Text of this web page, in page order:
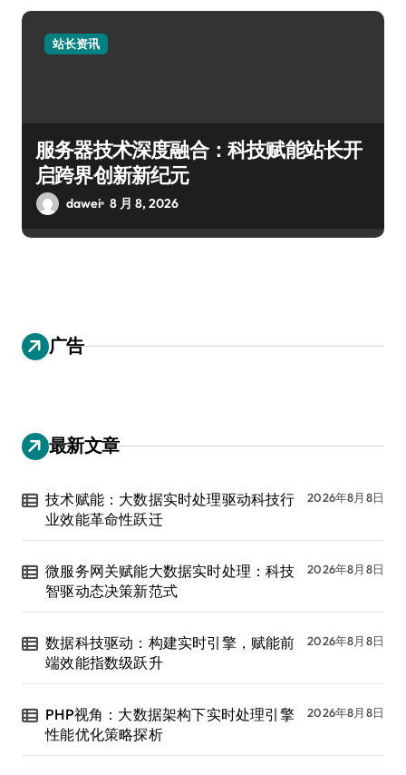
站长资讯
服务器技术深度融合：科技赋能站长开
启跨界创新新纪元
dawei 8 月 8, 2026
广告
最新文章
技术赋能：大数据实时处理驱动科技行
业效能革命性跃迁
2026年8月8日
微服务网关赋能大数据实时处理：科技
智驱动态决策新范式
2026年8月8日
数据科技驱动：构建实时引擎，赋能前
端效能指数级跃升
2026年8月8日
PHP视角：大数据架构下实时处理引擎
性能优化策略探析
2026年8月8日